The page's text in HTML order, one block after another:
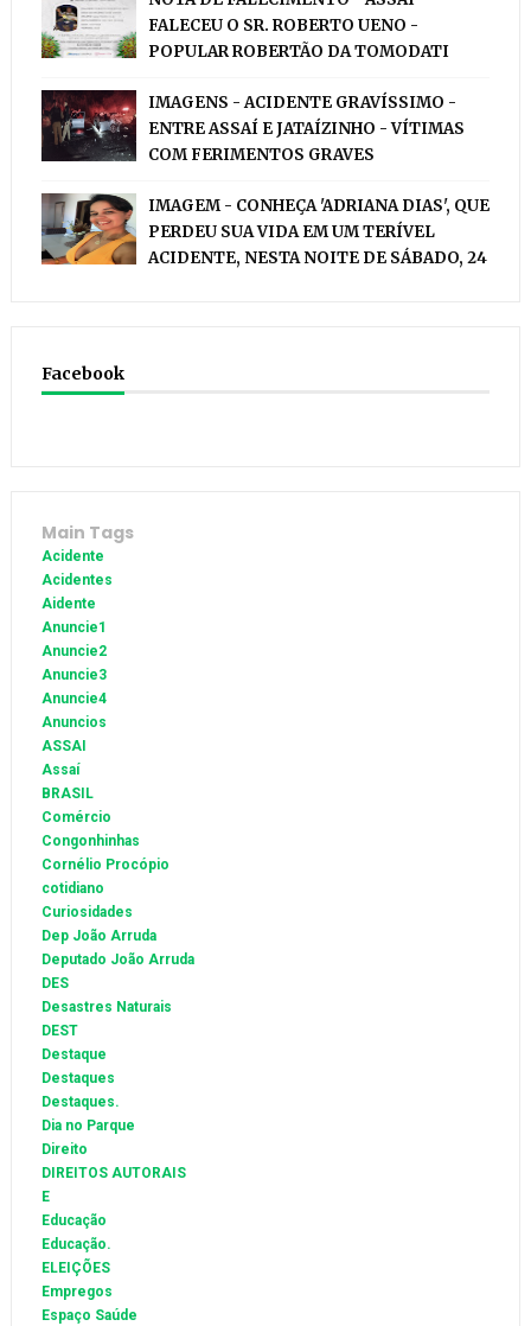
FALECEU O SR. ROBERTO UENO -
POPULAR ROBERTÃO DA TOMODATI
IMAGENS - ACIDENTE GRAVÍSSIMO -
ENTRE ASSAÍ E JATAÍZINHO - VÍTIMAS
COM FERIMENTOS GRAVES
IMAGEM - CONHEÇA 'ADRIANA DIAS', QUE
PERDEU SUA VIDA EM UM TERÍVEL
ACIDENTE, NESTA NOITE DE SÁBADO, 24
Facebook
Main Tags
Acidente
Acidentes
Aidente
Anuncie1
Anuncie2
Anuncie3
Anuncie4
Anuncios
ASSAI
Assaí
BRASIL
Comércio
Congonhinhas
Cornélio Procópio
cotidiano
Curiosidades
Dep João Arruda
Deputado João Arruda
DES
Desastres Naturais
DEST
Destaque
Destaques
Destaques.
Dia no Parque
Direito
DIREITOS AUTORAIS
E
Educação
Educação.
ELEIÇÕES
Empregos
Espaço Saúde